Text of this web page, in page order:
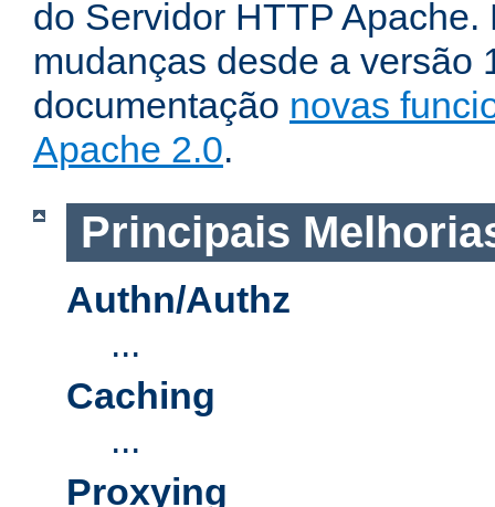
do Servidor HTTP Apache.
mudanças desde a versão
documentação novas
Apache 2.0.
Principais
Authn/Authz
...
Caching
...
Proxying